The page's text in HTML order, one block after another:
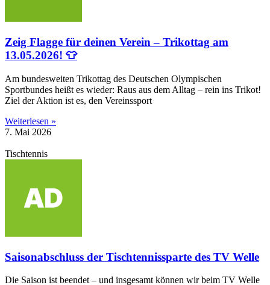
Zeig Flagge für deinen Verein – Trikottag am
13.05.2026! 👕
Am bundesweiten Trikottag des Deutschen Olympischen
Sportbundes heißt es wieder: Raus aus dem Alltag – rein ins Trikot!
Ziel der Aktion ist es, den Vereinssport
Weiterlesen »
7. Mai 2026
Tischtennis
Saisonabschluss der Tischtennissparte des TV Welle
Die Saison ist beendet – und insgesamt können wir beim TV Welle